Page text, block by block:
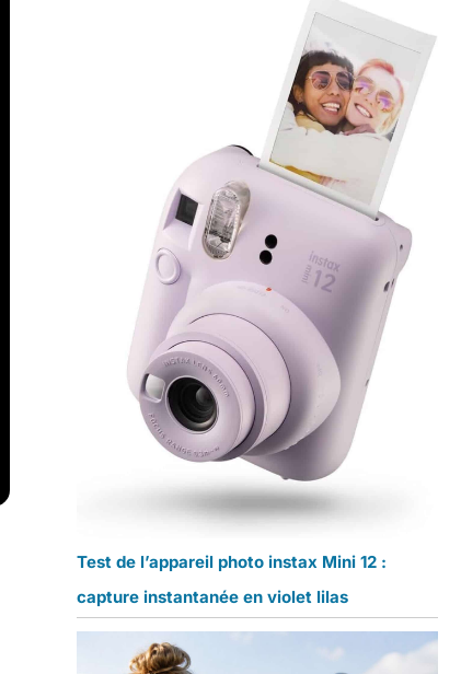
Test de l’appareil photo instax Mini 12 :
capture instantanée en violet lilas